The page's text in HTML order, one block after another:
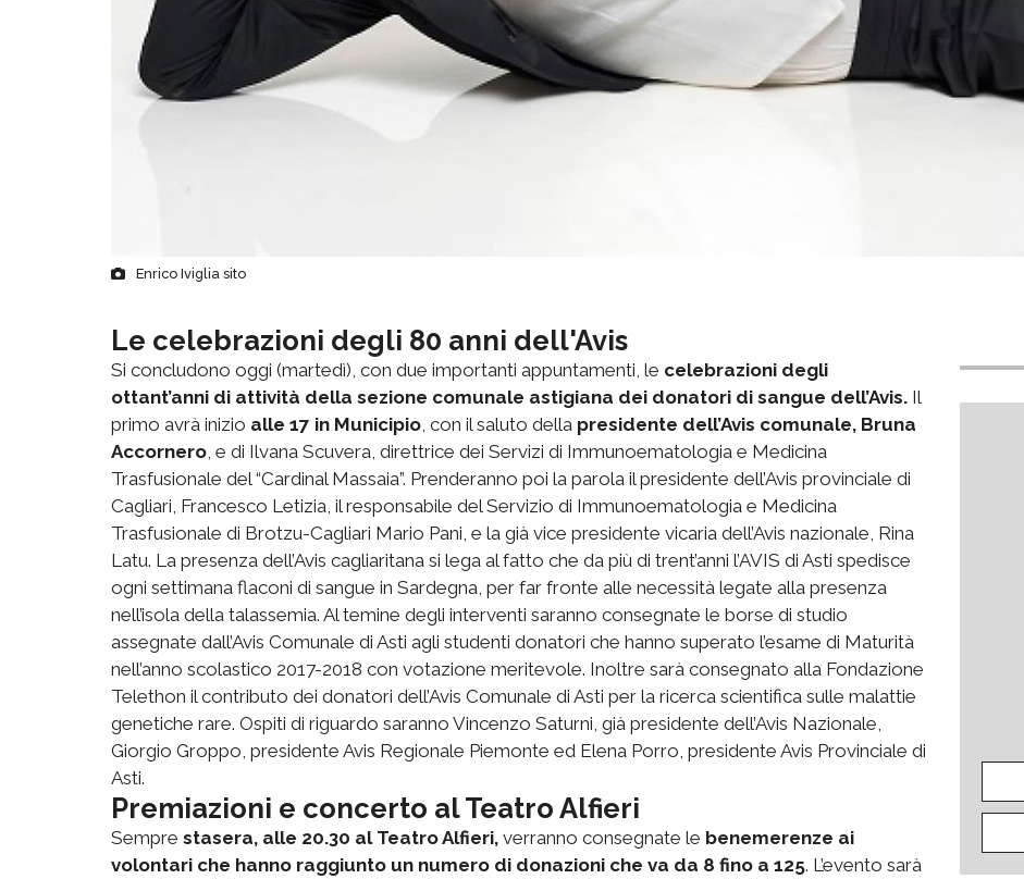
Enrico Iviglia sito
Le celebrazioni degli 80 anni dell'Avis
Si concludono oggi (martedì), con due importanti appuntamenti, le celebrazioni degli
ottant’anni di attività della sezione comunale astigiana dei donatori di sangue dell’Avis. Il
primo avrà inizio alle 17 in Municipio , con il saluto della presidente dell’Avis comunale, Bruna
Accornero , e di Ilvana Scuvera, direttrice dei Servizi di Immunoematologia e Medicina
Trasfusionale del “Cardinal Massaia”. Prenderanno poi la parola il presidente dell’Avis provinciale di
Cagliari, Francesco Letizia, il responsabile del Servizio di Immunoematologia e Medicina
Trasfusionale di Brotzu-Cagliari Mario Pani, e la già vice presidente vicaria dell’Avis nazionale, Rina
Latu. La presenza dell’Avis cagliaritana si lega al fatto che da più di trent’anni l’AVIS di Asti spedisce
ogni settimana flaconi di sangue in Sardegna, per far fronte alle necessità legate alla presenza
nell’isola della talassemia. Al temine degli interventi saranno consegnate le borse di studio
assegnate dall’Avis Comunale di Asti agli studenti donatori che hanno superato l’esame di Maturità
nell’anno scolastico 2017-2018 con votazione meritevole. Inoltre sarà consegnato alla Fondazione
Telethon il contributo dei donatori dell’Avis Comunale di Asti per la ricerca scientifica sulle malattie
genetiche rare. Ospiti di riguardo saranno Vincenzo Saturni, già presidente dell’Avis Nazionale,
Giorgio Groppo, presidente Avis Regionale Piemonte ed Elena Porro, presidente Avis Provinciale di
Asti.
Premiazioni e concerto al Teatro Alfieri
Sempre stasera, alle 20.30 al Teatro Alfieri, verranno consegnate le benemerenze ai
volontari che hanno raggiunto un numero di donazioni che va da 8 fino a 125. L’evento sarà